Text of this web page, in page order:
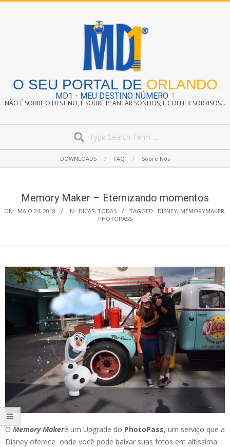
O SEU PORTAL DE ORLANDO
MD1 - MEU DESTINO NÚMERO 1
NÃO É SOBRE O DESTINO, É SOBRE PLANTAR SONHOS, E COLHER SORRISOS...
Navigation
DOWNLOADS FAQ Sobre Nós
Memory Maker – Eternizando momentos
ON: MAIO 24, 2018 IN: DICAS, TODAS TAGGED: DISNEY, MEMORYMAKER,
PHOTOPASS
OMemory Makeré um Upgrade do PhotoPass, um serviço que a
Disney oferece onde você pode baixar suas fotos em altíssima